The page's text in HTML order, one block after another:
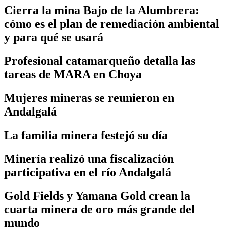
Cierra la mina Bajo de la Alumbrera:
cómo es el plan de remediación ambiental
y para qué se usará
Profesional catamarqueño detalla las
tareas de MARA en Choya
Mujeres mineras se reunieron en
Andalgalá
La familia minera festejó su día
Minería realizó una fiscalización
participativa en el río Andalgalá
Gold Fields y Yamana Gold crean la
cuarta minera de oro más grande del
mundo